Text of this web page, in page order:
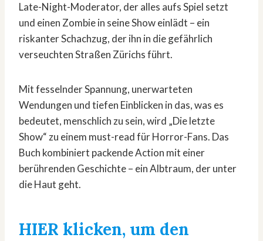
Late-Night-Moderator, der alles aufs Spiel setzt
und einen Zombie in seine Show einlädt – ein
riskanter Schachzug, der ihn in die gefährlich
verseuchten Straßen Zürichs führt.
Mit fesselnder Spannung, unerwarteten
Wendungen und tiefen Einblicken in das, was es
bedeutet, menschlich zu sein, wird „Die letzte
Show“ zu einem must-read für Horror-Fans. Das
Buch kombiniert packende Action mit einer
berührenden Geschichte – ein Albtraum, der unter
die Haut geht.
HIER klicken, um den